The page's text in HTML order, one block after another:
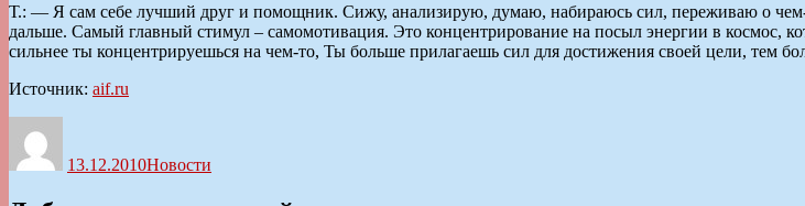
Т.: — Я сам себе лучший друг и помощник. Сижу, анализирую, думаю, набираюсь сил, переживаю о чем-
дальше. Самый главный стимул – самомотивация. Это концентрирование на посыл энергии в космос,
сильнее ты концентрируешься на чем-то, Ты больше прилагаешь сил для достижения своей цели, тем
Источник: aif.ru
13.12.2010Новости